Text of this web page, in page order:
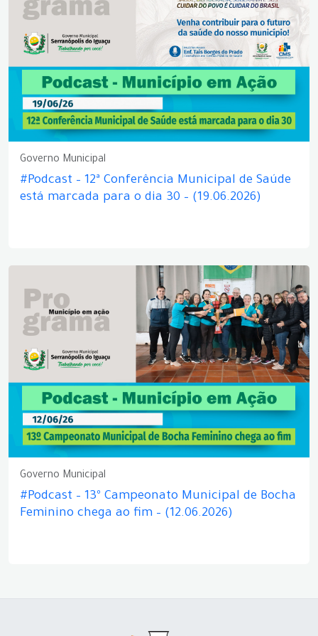
Governo Municipal
#Podcast – 12ª Conferência Municipal de Saúde
está marcada para o dia 30 – (19.06.2026)
Governo Municipal
#Podcast – 13º Campeonato Municipal de Bocha
Feminino chega ao fim – (12.06.2026)